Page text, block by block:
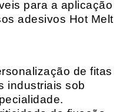
para a aplicação
adesivos Hot Melt
de fitas
industriais sob